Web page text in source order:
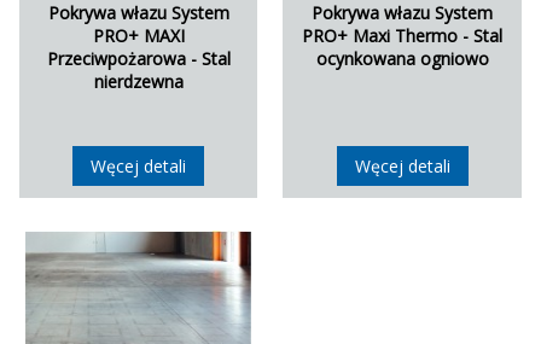
Pokrywa włazu System
PRO+ MAXI
Przeciwpożarowa - Stal
nierdzewna
Węcej detali
Pokrywa włazu System
PRO+ Maxi Thermo - Stal
ocynkowana ogniowo
Węcej detali